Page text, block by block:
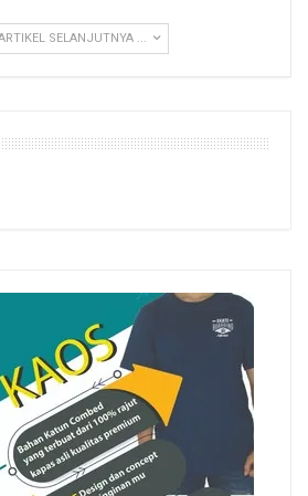
SELANJUTNYA ...